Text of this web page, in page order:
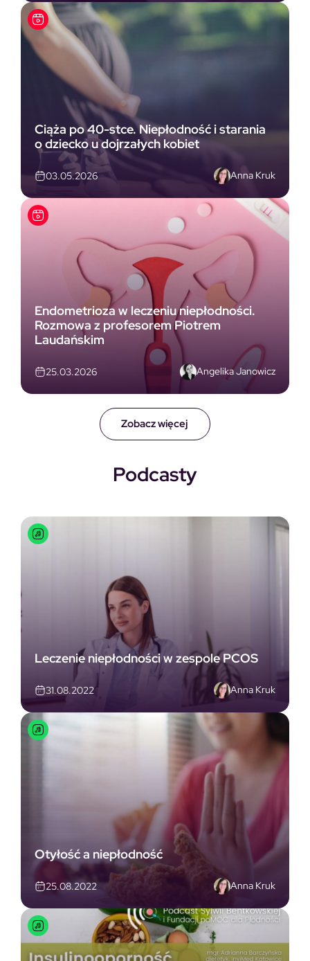
Zobacz więcej
Ciąża po 40-stce. Niepłodność i starania
o dziecko u dojrzałych kobiet
03.05.2026 Anna Kruk
Endometrioza w leczeniu niepłodności.
Rozmowa z profesorem Piotrem
Laudańskim
25.03.2026 Angelika Janowicz
Podcasty
Leczenie niepłodności w zespole PCOS
31.08.2022 Anna Kruk
Otyłość a niepłodność
25.08.2022 Anna Kruk